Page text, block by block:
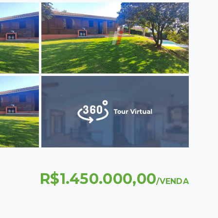
R$1.450.000,00/VENDA